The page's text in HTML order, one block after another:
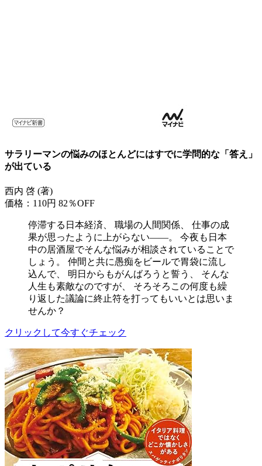
サラリーマンの悩みのほとんどにはすでに学問的な「答え」
が出ている
西内 啓 (著)
価格：110円 82％OFF
停滞する日本経済、 職場の人間関係、 仕事の成
果が思ったように上がらない――。 今夜も日本
中の居酒屋でそんな悩みが相談されていることで
しょう。 仲間と共に愚痴をビールで胃袋に流し
込んで、 明日からもがんばろうと誓う、 そんな
人生も素敵なのですが、 そろそろこの何度も繰
り返した議論に終止符を打ってもいいとは思いま
せんか？
クリックして今すぐチェック